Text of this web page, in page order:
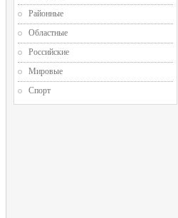
Районные
Областные
Российские
Мировые
Спорт